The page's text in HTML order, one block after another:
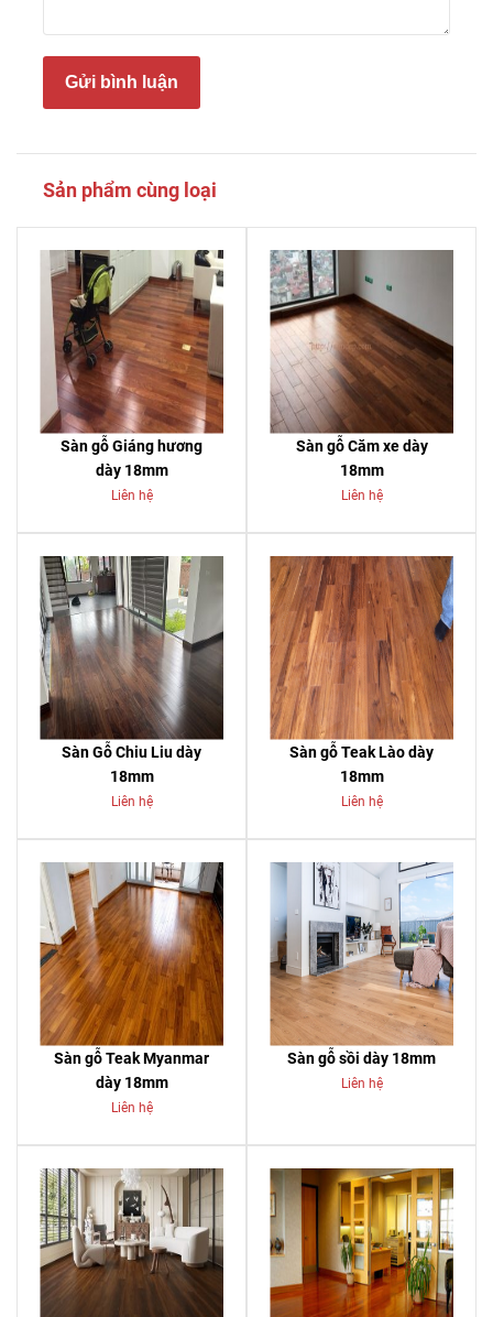
Gửi bình luận
Sản phẩm cùng loại
Sàn gỗ Giáng hương
dày 18mm
Liên hệ
Sàn gỗ Căm xe dày
18mm
Liên hệ
Sàn Gỗ Chiu Liu dày
18mm
Liên hệ
Sàn gỗ Teak Lào dày
18mm
Liên hệ
Sàn gỗ Teak Myanmar
dày 18mm
Liên hệ
Sàn gỗ sồi dày 18mm
Liên hệ